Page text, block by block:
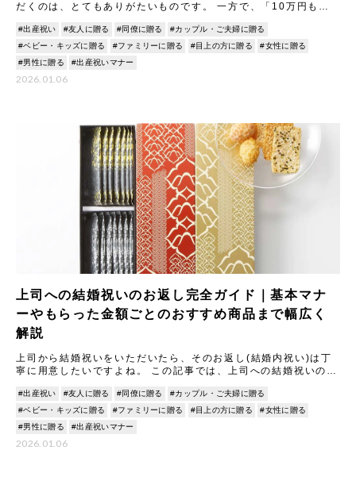
だくのは、とてもありがたいものです。 一方で、「10万円もの
にな
#出産祝い #友人に贈る #同僚に贈る
#カップル・ご夫婦に贈る
#ベビー・キッズに贈る
#ファミリーに贈る #目上の方に贈る
#女性に贈る
#男性に贈る
#出産祝いマナー
2026.01.06
上司への結婚祝いのお返し完全ガイド｜基本マナ
ーやもらった金額ごとのおすすめ商品まで幅広く
解説
上司から結婚祝いをいただいたら、そのお返し(結婚内祝い)は丁
寧に用意したいですよね。 この記事では、上司への結婚祝いのお
ギ
#出産祝い #友人に贈る #同僚に贈る
#カップル・ご夫婦に贈る
#ベビー・キッズに贈る
#ファミリーに贈る #目上の方に贈る
#女性に贈る
#男性に贈る
#出産祝いマナー
2026.01.06